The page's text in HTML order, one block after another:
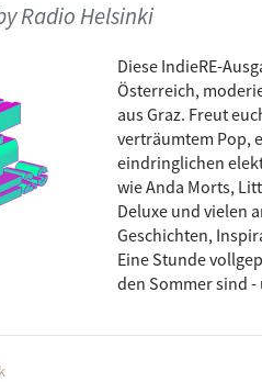
Radio Helsinki
Diese IndieRE-
Österreich,
aus Graz. Freut
verträumtem Pop,
eindringlichen
wie Anda Morts,
Deluxe und vielen
Geschichten,
Eine Stunde
den Sommer sind